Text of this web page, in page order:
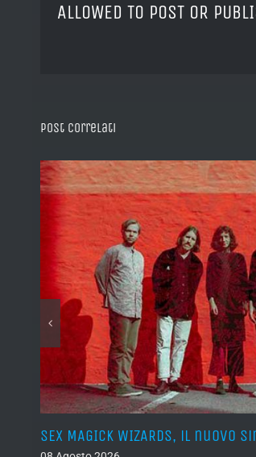
ALLOWED TO POST OR
Post correlati
SEX MAGICK WIZARDS, il nuovo